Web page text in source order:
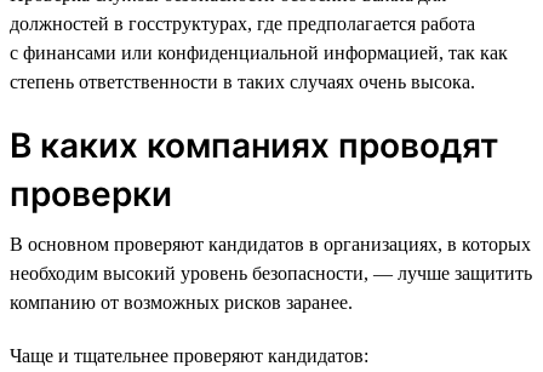
должностей в госструктурах, где предполагается работа
с финансами или конфиденциальной информацией, так как
степень ответственности в таких случаях очень высока.
В каких компаниях проводят
проверки
В основном проверяют кандидатов в организациях, в которых
необходим высокий уровень безопасности, — лучше защитить
компанию от возможных рисков заранее.
Чаще и тщательнее проверяют кандидатов: